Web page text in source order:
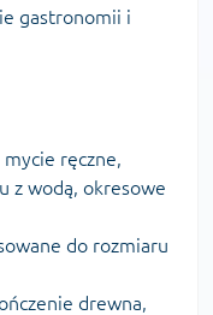
gastronomii i
mycie ręczne,
z wodą, okresowe
do rozmiaru
drewna,